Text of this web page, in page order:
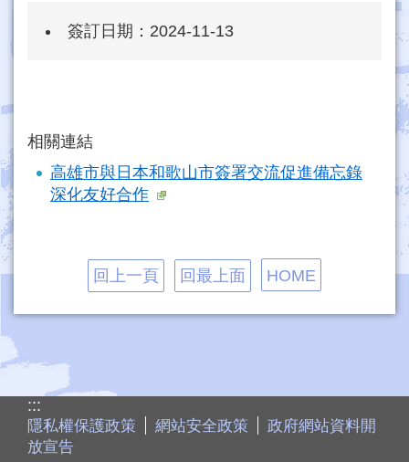
簽訂日期： 2024-11-13
相關連結
高雄市與日本和歌山市簽署交流促進備忘錄
深化友好合作
回上一頁 回最上面 HOME
:::
隱私權保護政策 網站安全政策
政府網站資料開
放宣告